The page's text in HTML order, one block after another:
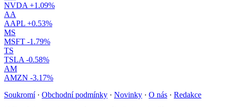
NVDA +1.09%
AA
AAPL +0.53%
MS
MSFT -1.79%
TS
TSLA -0.58%
AM
AMZN -3.17%
Soukromí · Obchodní podmínky · Novinky · O nás · Redakce